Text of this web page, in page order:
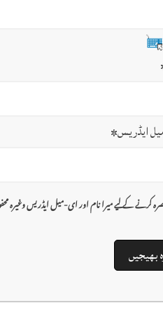
ایڈریس*
کرنے کے لیے میرا نام اور ای-میل ایڈریس وغیرہ